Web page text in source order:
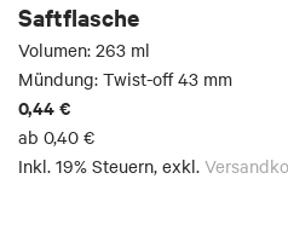
Saftflasche
Volumen: 263 ml
Mündung: Twist-off 43 mm
0,44 €
ab 0,40 €
Inkl. 19% Steuern, exkl.